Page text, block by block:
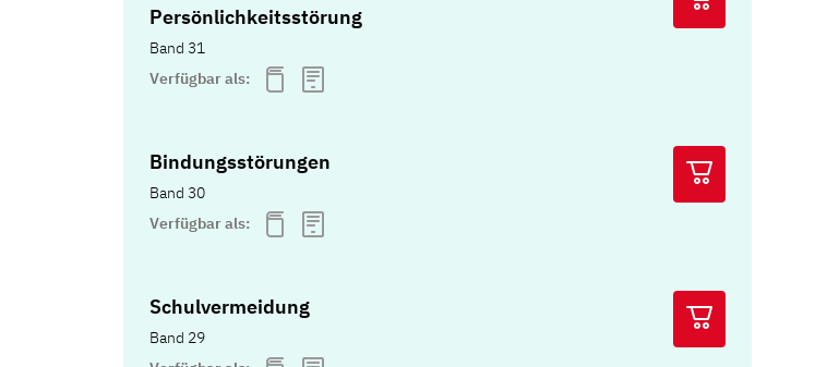
Persönlichkeitsstörung
Band 31
Verfügbar als:
Bindungsstörungen
Band 30
Verfügbar als:
Schulvermeidung
Band 29